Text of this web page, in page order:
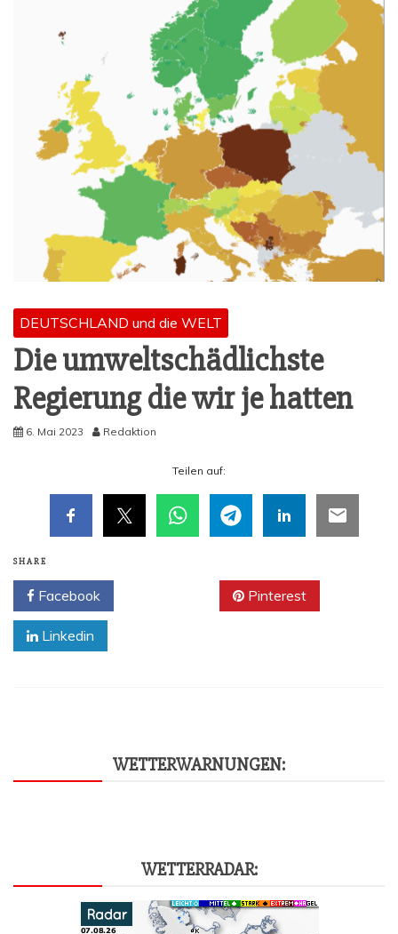
DEUTSCHLAND und die WELT
Die umwelt­schäd­lichs­te
Regie­rung die wir je hatten
6. Mai 2023 Redaktion
Tei­len auf:
SHARE
Facebook Pinterest
Linkedin
WET­TER­WAR­NUN­GEN:
WET­TER­RA­DAR: